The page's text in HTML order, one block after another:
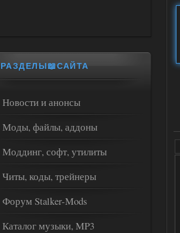
РАЗДЕЛЫ📖САЙТА
Новости и анонсы
Моды, файлы, аддоны
Моддинг, софт, утилиты
Читы, коды, трейнеры
Форум Stalker-Mods
Каталог музыки, MP3